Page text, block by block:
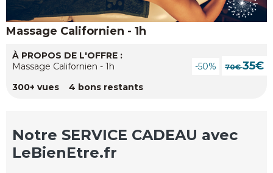
Massage Californien - 1h
À PROPOS DE L'OFFRE :
Massage Californien - 1h
-50% 70€35€
300+ vues 4 bons restants
Notre SERVICE CADEAU avec
LeBienEtre.fr